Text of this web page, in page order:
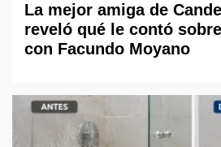
La mejor amiga de
reveló qué le contó
con Facundo Moyano